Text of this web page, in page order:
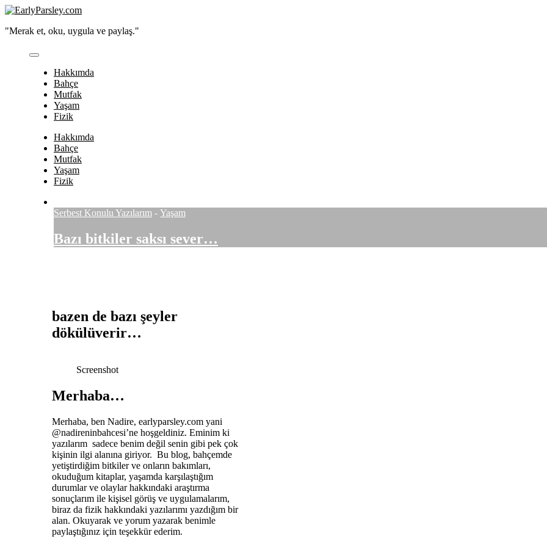
Skip
content
"Merak et, oku, uygula ve paylaş."
Hakkımda
Bahçe
Mutfak
Yaşam
Fizik
Hakkımda
Bahçe
Mutfak
Yaşam
Fizik
Serbest Konulu Yazılarım - Yaşam
Bazı bitkiler saksı sever…
bazen de bazı şeyler
dökülüverir…
Screenshot
Merhaba…
Merhaba, ben Nadire, earlyparsley.com yani
@nadireninbahcesi’ne hoşgeldiniz. Eminim ki
yazılarım sadece benim değil senin gibi pek çok
kişinin ilgi alanına giriyor. Bu blog, bahçemde
yetiştirdiğim bitkiler ve onların bakımları,
okuduğum kitaplar, yaşamda karşılaştığım
durumlar ve olaylar hakkındaki araştırma
sonuçlarım ile kişisel görüş ve uygulamalarım,
biraz da fizik hakkındaki yazılarımı yazdığım bir
alan. Okuyarak ve yorum yazarak benimle
paylaştığınız için teşekkür ederim.